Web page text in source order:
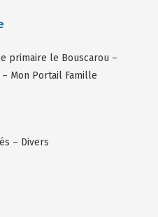
primaire le Bouscarou –
– Mon Portail Famille
– Divers